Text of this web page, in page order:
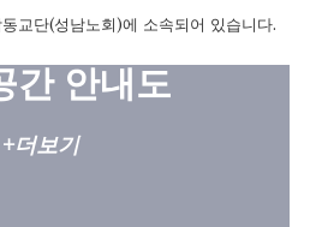
교단(성남노회)에 소속되어 있습니다.
간 안내도
+더보기